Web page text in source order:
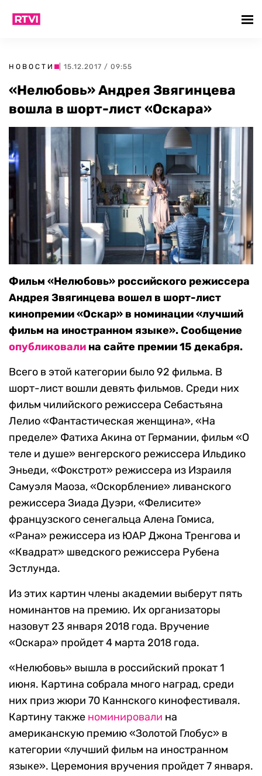
НОВОСТИ | 15.12.2017 / 09:55
«Нелюбовь» Андрея Звягинцева
вошла в шорт-лист «Оскара»
Фильм «Нелюбовь» российского режиссера
Андрея Звягинцева вошел в шорт-лист
кинопремии «Оскар» в номинации «лучший
фильм на иностранном языке». Сообщение
опубликовали на сайте премии 15 декабря.
Всего в этой категории было 92 фильма. В
шорт-лист вошли девять фильмов. Среди них
фильм чилийского режиссера Себастьяна
Лелио «Фантастическая женщина», «На
пределе» Фатиха Акина от Германии, фильм «О
теле и душе» венгерского режиссера Ильдико
Эньеди, «Фокстрот» режиссера из Израиля
Самуэля Маоза, «Оскорбление» ливанского
режиссера Зиада Дуэри, «Фелисите»
французского сенегальца Алена Гомиса,
«Рана» режиссера из ЮАР Джона Тренгова и
«Квадрат» шведского режиссера Рубена
Эстлунда.
Из этих картин члены академии выберут пять
номинантов на премию. Их организаторы
назовут 23 января 2018 года. Вручение
«Оскара» пройдет 4 марта 2018 года.
«Нелюбовь» вышла в российский прокат 1
июня. Картина собрала много наград, среди
них приз жюри 70 Каннского кинофестиваля.
Картину также номинировали на
американскую премию «Золотой Глобус» в
категории «лучший фильм на иностранном
языке». Церемония вручения пройдет 7 января.